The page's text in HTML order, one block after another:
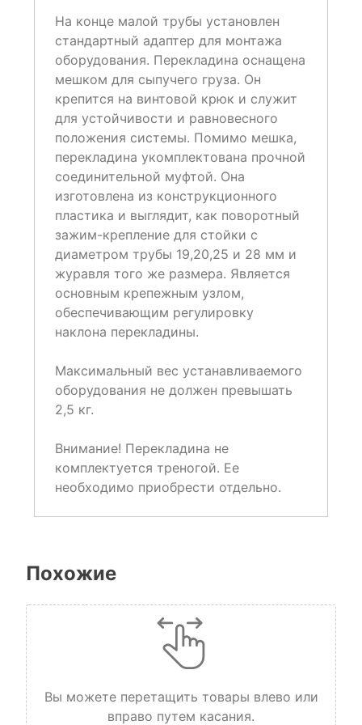
На конце малой трубы установлен
стандартный адаптер для монтажа
оборудования. Перекладина оснащена
мешком для сыпучего груза. Он
крепится на винтовой крюк и служит
для устойчивости и равновесного
положения системы. Помимо мешка,
перекладина укомплектована прочной
соединительной муфтой. Она
изготовлена из конструкционного
пластика и выглядит, как поворотный
зажим-крепление для стойки с
диаметром трубы 19,20,25 и 28 мм и
журавля того же размера. Является
основным крепежным узлом,
обеспечивающим регулировку
наклона перекладины.
Максимальный вес устанавливаемого
оборудования не должен превышать
2,5 кг.
Внимание! Перекладина не
комплектуется треногой. Ее
необходимо приобрести отдельно.
Похожие
Вы можете перетащить товары влево или
вправо путем касания.